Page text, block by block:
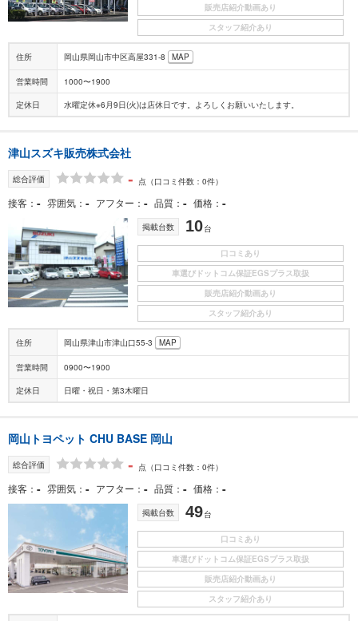
販売店紹介動画あり
スタッフ紹介あり
住所 岡山県岡山市中区高屋331-8 MAP
営業時間 1000〜1900
定休日 水曜定休※6月9日(火)は店休日です。よろしくお願いいたします。
津山スズキ販売株式会社
総合評価 - 点 （口コミ件数：0件）
接客 - 雰囲気 - アフター - 品質 - 価格 -
掲載台数 10台
口コミあり
車選びドットコム保証EGSプラス取扱
販売店紹介動画あり
スタッフ紹介あり
住所 岡山県津山市津山口55-3 MAP
営業時間 0900〜1900
定休日 日曜・祝日・第3木曜日
岡山トヨペット CHU BASE 岡山
総合評価 - 点 （口コミ件数：0件）
接客 - 雰囲気 - アフター - 品質 - 価格 -
掲載台数 49台
口コミあり
車選びドットコム保証EGSプラス取扱
販売店紹介動画あり
スタッフ紹介あり